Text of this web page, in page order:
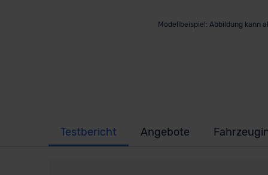
Modellbeispiel: Abbildung kann
Testbericht Angebote